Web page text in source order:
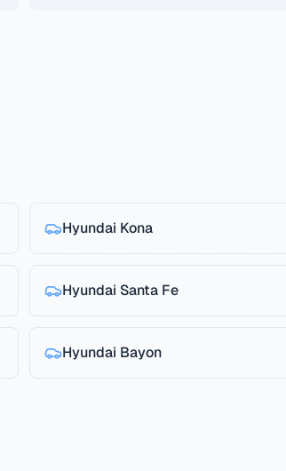
Hyundai Kona
Hyundai Santa Fe
Hyundai Bayon